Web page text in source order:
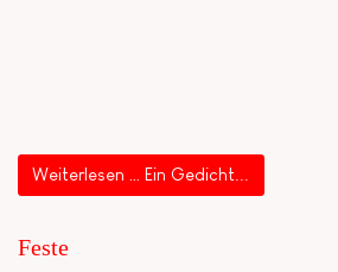
Weiterlesen … Ein Gedicht...
Feste